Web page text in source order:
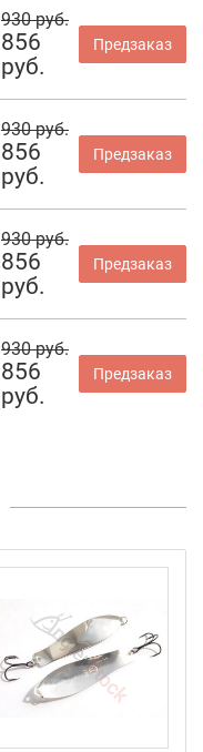
930 руб.
856
руб.
Предзаказ
930 руб.
856
руб.
Предзаказ
930 руб.
856
руб.
Предзаказ
930 руб.
856
руб.
Предзаказ